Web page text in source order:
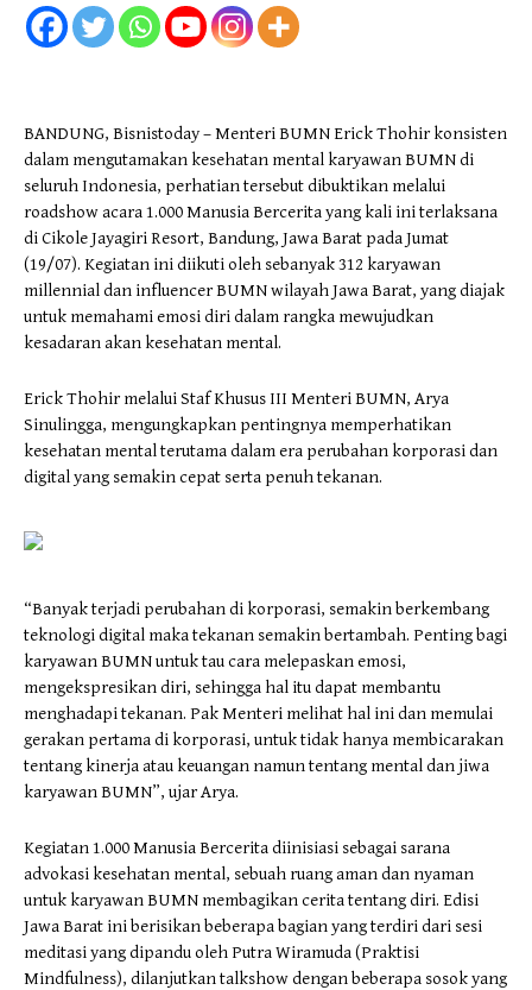
BANDUNG, Bisnistoday – Menteri BUMN Erick Thohir konsisten
dalam mengutamakan kesehatan mental karyawan BUMN di
seluruh Indonesia, perhatian tersebut dibuktikan melalui
roadshow acara 1.000 Manusia Bercerita yang kali ini terlaksana
di Cikole Jayagiri Resort, Bandung, Jawa Barat pada Jumat
(19/07). Kegiatan ini diikuti oleh sebanyak 312 karyawan
millennial dan influencer BUMN wilayah Jawa Barat, yang diajak
untuk memahami emosi diri dalam rangka mewujudkan
kesadaran akan kesehatan mental.
Erick Thohir melalui Staf Khusus III Menteri BUMN, Arya
Sinulingga, mengungkapkan pentingnya memperhatikan
kesehatan mental terutama dalam era perubahan korporasi dan
digital yang semakin cepat serta penuh tekanan.
“Banyak terjadi perubahan di korporasi, semakin berkembang
teknologi digital maka tekanan semakin bertambah. Penting bagi
karyawan BUMN untuk tau cara melepaskan emosi,
mengekspresikan diri, sehingga hal itu dapat membantu
menghadapi tekanan. Pak Menteri melihat hal ini dan memulai
gerakan pertama di korporasi, untuk tidak hanya membicarakan
tentang kinerja atau keuangan namun tentang mental dan jiwa
karyawan BUMN”, ujar Arya.
Kegiatan 1.000 Manusia Bercerita diinisiasi sebagai sarana
advokasi kesehatan mental, sebuah ruang aman dan nyaman
untuk karyawan BUMN membagikan cerita tentang diri. Edisi
Jawa Barat ini berisikan beberapa bagian yang terdiri dari sesi
meditasi yang dipandu oleh Putra Wiramuda (Praktisi
Mindfulness), dilanjutkan talkshow dengan beberapa sosok yang